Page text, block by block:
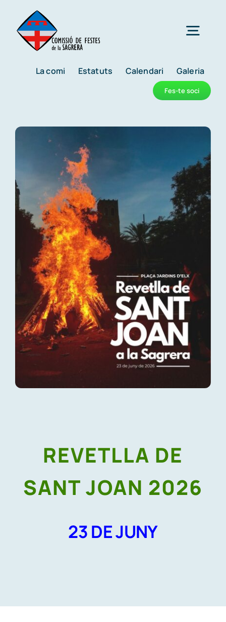
content
La comi Estatuts Calendari Galeria
Fes-te soci
Reis
Festes de la primavera
Nit de Sant Joan
Mostra d’entitats
Festa major
Cursa popular
REVETLLA DE
SANT JOAN 2026
23 DE JUNY